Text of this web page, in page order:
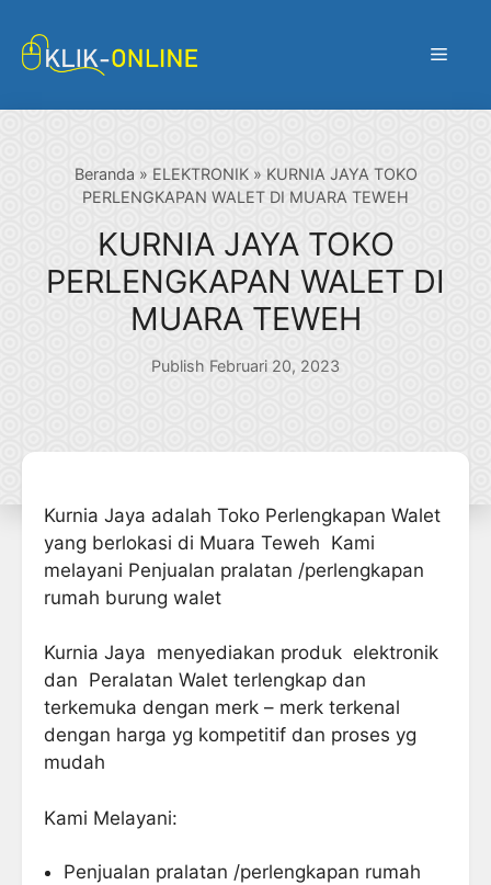
Menu
Beranda » ELEKTRONIK» KURNIA JAYA TOKO
PERLENGKAPAN WALET DI MUARA TEWEH
KURNIA JAYA TOKO
PERLENGKAPAN WALET DI
MUARA TEWEH
Publish Februari 20, 2023
Kurnia Jaya adalah Toko Perlengkapan Walet
yang berlokasi di Muara Teweh Kami
melayani Penjualan pralatan /perlengkapan
rumah burung walet
Kurnia Jaya menyediakan produk elektronik
dan Peralatan Walet terlengkap dan
terkemuka dengan merk – merk terkenal
dengan harga yg kompetitif dan proses yg
mudah
Kami Melayani:
Penjualan pralatan /perlengkapan rumah